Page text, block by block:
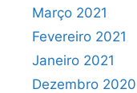
Março 2021
Fevereiro 2021
Janeiro 2021
Dezembro 2020